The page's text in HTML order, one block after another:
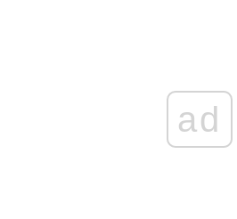
ad